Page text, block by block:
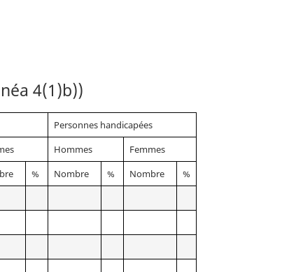
4(1)b))
Personnes handicapées
Hommes
Femmes
% Nombre % Nombre
%